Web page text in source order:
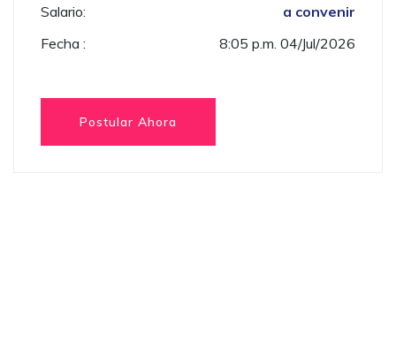
Salario:
a convenir
Fecha :
8:05 p.m. 04/Jul/2026
Postular Ahora